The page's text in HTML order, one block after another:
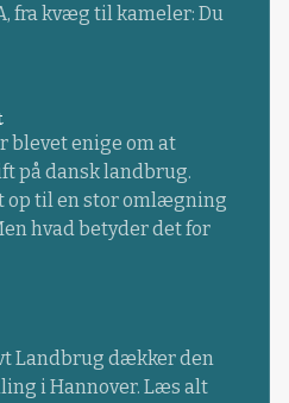
fra kvæg til kameler: Du
blevet enige om at
på dansk landbrug.
op til en stor omlægning
hvad betyder det for
Landbrug dækker den
i Hannover. Læs alt